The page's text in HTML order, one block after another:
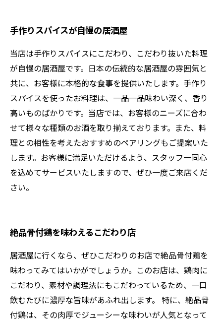
手作りスパイスが自慢の居酒屋
当店は手作りスパイスにこだわり、こだわり抜いた料理
が自慢の居酒屋です。日本の伝統的な居酒屋の雰囲気と
共に、お客様に本格的な食事を提供いたします。手作り
スパイスを使ったお料理は、一品一品味わい深く、香り
高いものばかりです。当店では、お客様のニーズに合わ
せて様々な種類のお酒を取り揃えております。また、料
理との相性を考えたおすすめのペアリングもご提案いた
します。お客様に満足いただけるよう、スタッフ一同心
を込めてサービスいたしますので、ぜひ一度ご来店くだ
さい。
絶品骨付鶏を味わえるこだわり店
居酒屋に行くなら、ぜひこだわりのお店で絶品骨付鶏を
味わってみてはいかがでしょうか。このお店は、鶏肉に
こだわり、素材や調理法にもこだわっているため、一口
飲むたびに濃厚な旨味があふれ出します。 特に、絶品骨
付鶏は、その肉厚でジューシーな味わいが人気となって